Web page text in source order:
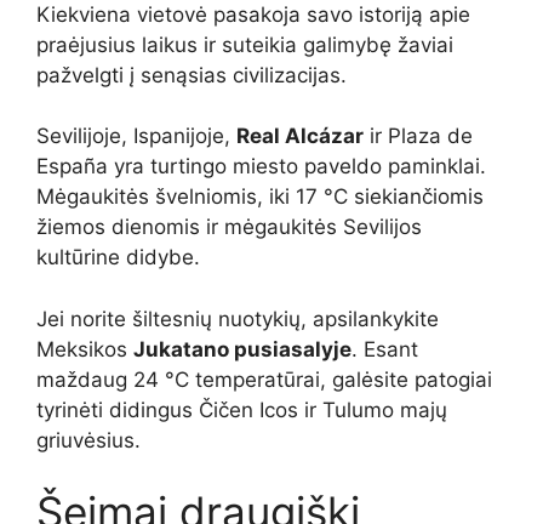
Kiekviena vietovė pasakoja savo istoriją apie
praėjusius laikus ir suteikia galimybę žaviai
pažvelgti į senąsias civilizacijas.
Sevilijoje, Ispanijoje, Real Alcázar ir Plaza de
España yra turtingo miesto paveldo paminklai.
Mėgaukitės švelniomis, iki 17 °C siekiančiomis
žiemos dienomis ir mėgaukitės Sevilijos
kultūrine didybe.
Jei norite šiltesnių nuotykių, apsilankykite
Meksikos Jukatano pusiasalyje. Esant
maždaug 24 °C temperatūrai, galėsite patogiai
tyrinėti didingus Čičen Icos ir Tulumo majų
griuvėsius.
Šeimai draugiški